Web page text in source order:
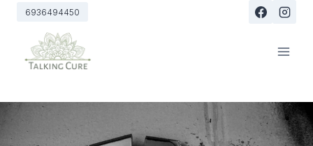
content
6936494450